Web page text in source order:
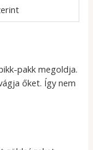
pakk megoldja.
őket. Így nem